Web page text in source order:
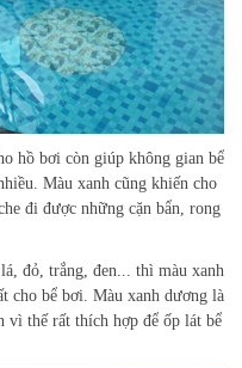
hồ bơi còn giúp không gian bể
Màu xanh cũng khiến cho
đi được những cặn bẩn, rong
đỏ, trắng, đen... thì màu xanh
cho bể bơi. Màu xanh dương là
vì thế rất thích hợp để ốp lát bể